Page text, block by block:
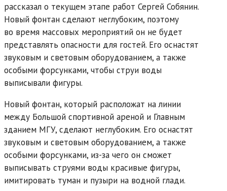
рассказал о текущем этапе работ Сергей Собянин.
Новый фонтан сделают неглубоким, поэтому
во время массовых мероприятий он не будет
представлять опасности для гостей. Его оснастят
звуковым и световым оборудованием, а также
особыми форсунками, чтобы струи воды
выписывали фигуры.
Новый фонтан, который расположат на линии
между Большой спортивной ареной и Главным
зданием МГУ, сделают неглубоким. Его оснастят
звуковым и световым оборудованием, а также
особыми форсунками, из-за чего он сможет
выписывать струями воды красивые фигуры,
имитировать туман и пузыри на водной глади.